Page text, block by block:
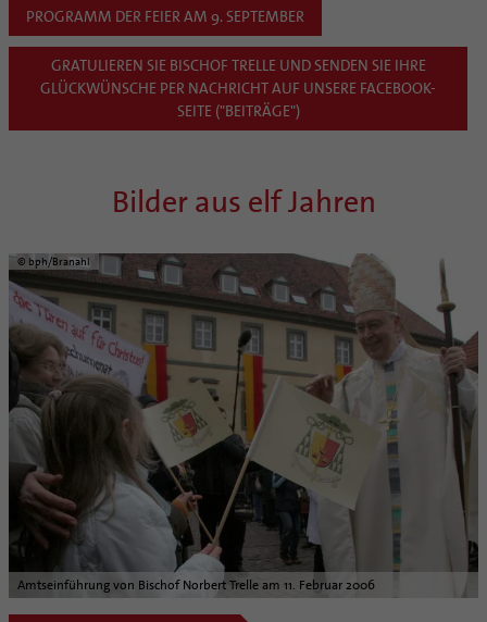
PROGRAMM DER FEIER AM 9. SEPTEMBER
GRATULIEREN SIE BISCHOF TRELLE UND SENDEN SIE IHRE
GLÜCKWÜNSCHE PER NACHRICHT AUF UNSERE FACEBOOK-
SEITE ("BEITRÄGE")
Bilder aus elf Jahren
Amtseinführung von Bischof Norbert Trelle am 11. Februar 2006
© bph/Branahl